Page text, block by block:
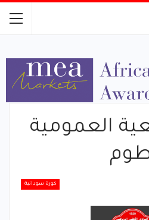
العمومية
كورة سودانية